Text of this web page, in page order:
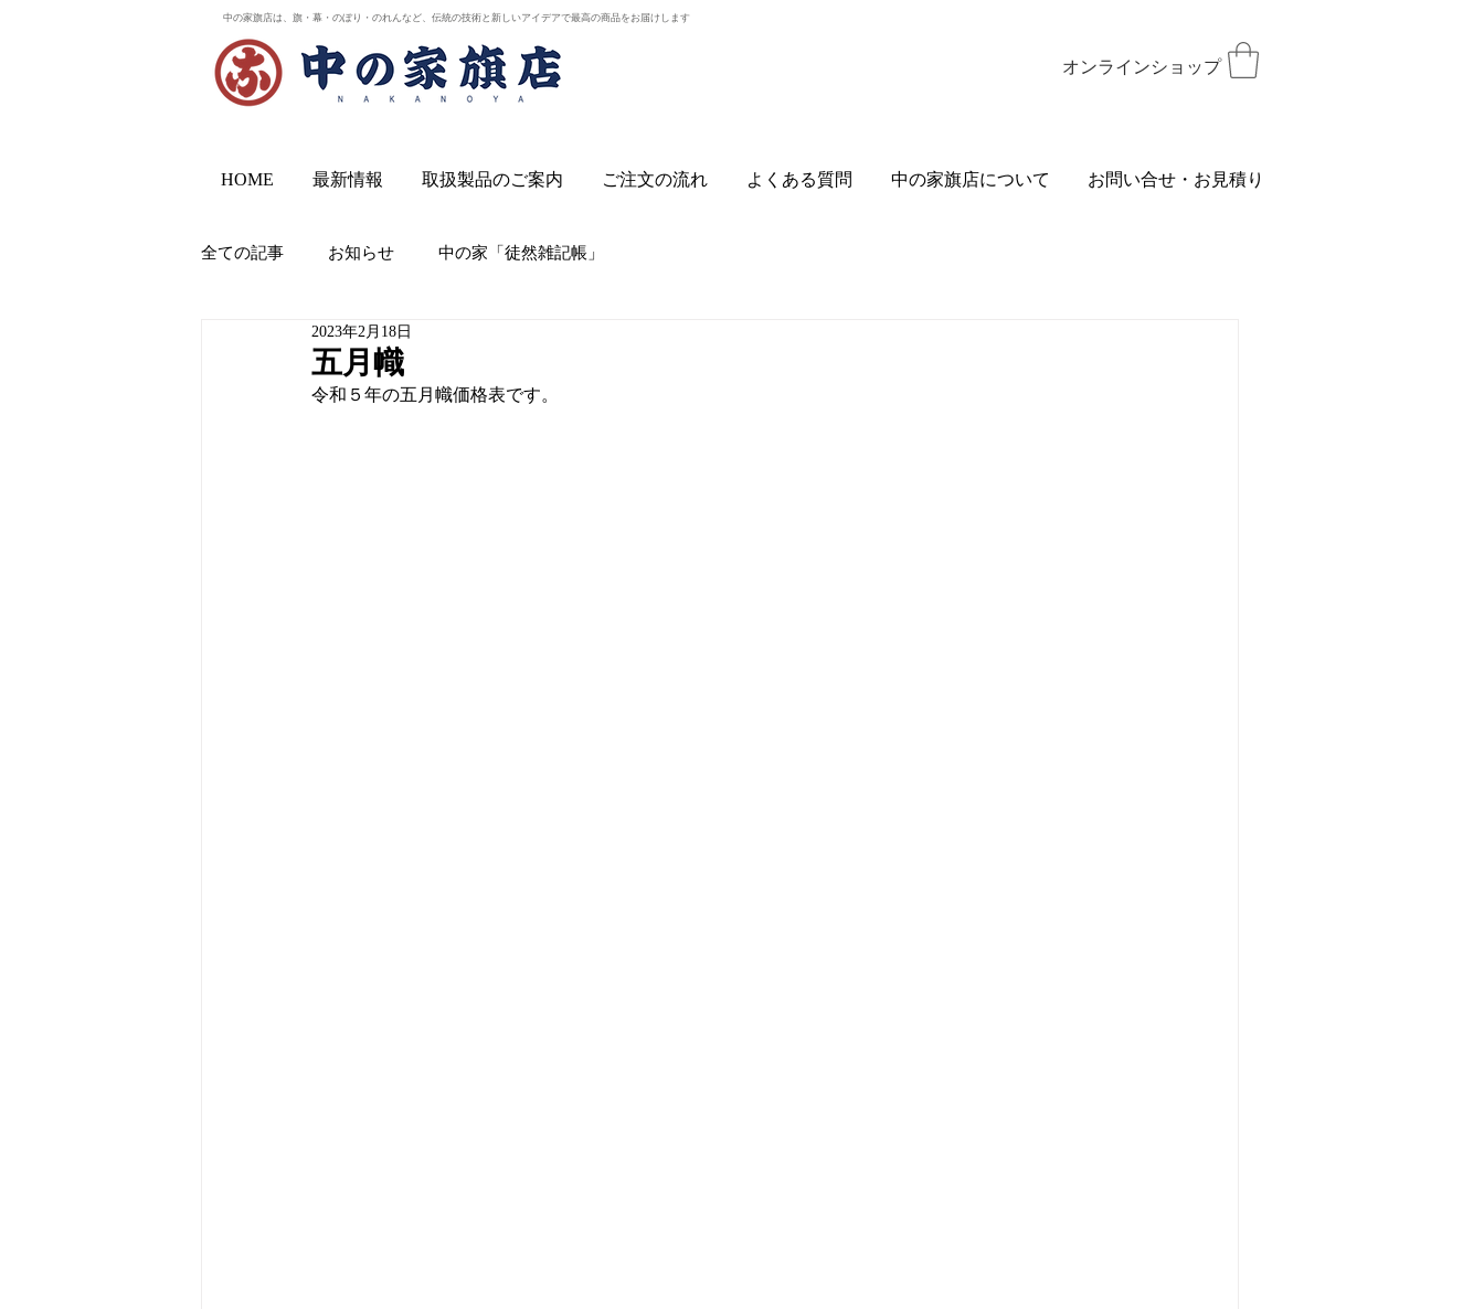
中の家旗店は、旗・幕・のぼり・のれんなど、伝統の技術と新しいアイデアで最高の商品をお届けします
オンラインショップ
HOME 最新情報 取扱製品のご案内 ご注文の流れ よくある質問 中の家旗店について お問い合せ・お見積り
全ての記事 お知らせ 中の家「徒然雑記帳」
五月幟
2023年2月18日
令和５年の五月幟価格表です。